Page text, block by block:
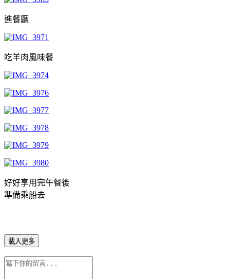
進餐廳
吃羊肉風味餐
好好享用完午餐後
準備乘船去
載入更多